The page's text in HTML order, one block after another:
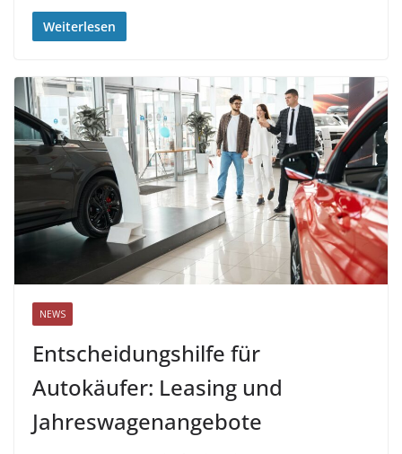
Weiterlesen
NEWS
Entscheidungshilfe für
Autokäufer: Leasing und
Jahreswagenangebote